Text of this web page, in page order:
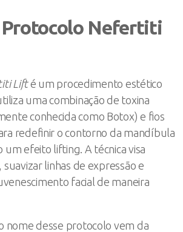
Protocolo Nefertiti
Lifté um procedimento estético
uma combinação de toxina
conhecida como Botox) e fios
redefinir o contorno da mandíbula
um efeito lifting. A técnica visa
linhas de expressão e
facial de maneira
nome desse protocolo vem da